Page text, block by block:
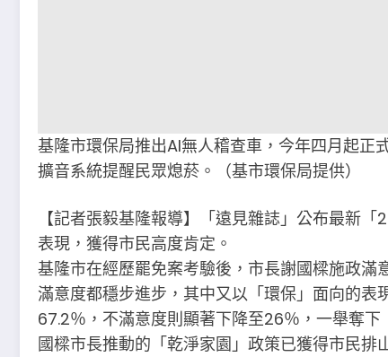
基隆市環保局推出AI無人稽查車，今年四月起正
擴音系統提醒民眾熄菸。（基市環保局提供）
【記者張毅基隆報導】「遠見雜誌」公布最新
表現，獲得市民高度肯定。
基隆市在經歷罷免案考驗後，市長謝國樑施政
滿意度都穩步進步，其中又以「環保」面向的
67.2％，不滿意度則顯著下降至26％，一舉奪
國樑市長推動的「乾淨家園」政策已獲得市民排